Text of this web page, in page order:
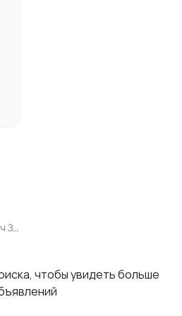
чтобы увидеть больше